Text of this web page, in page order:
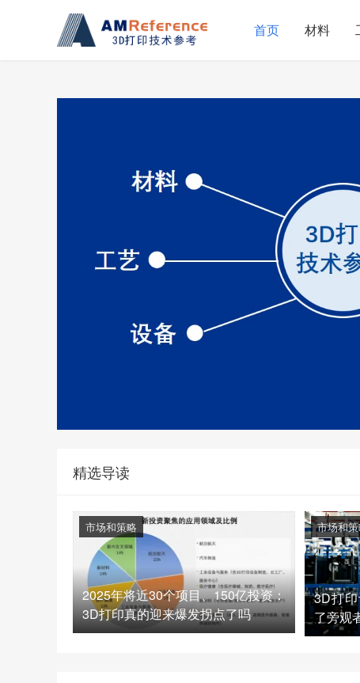
首页 材料
精选导读
2025年将近30个项目、150亿投资：
3D打印真的迎来爆发拐点了吗
市场和策略
3D打
了旁观
市场和